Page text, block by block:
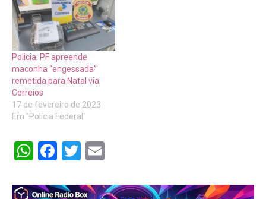
Policia: PF apreende
maconha “engessada”
remetida para Natal via
Correios
17 de fevereiro de 2023
Em "Polícia Federal"
WhatsApp
Facebook
Twitter